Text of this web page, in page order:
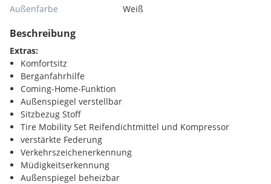
Außenfarbe
Weiß
Beschreibung
Extras:
Komfortsitz
Berganfahrhilfe
Coming-Home-Funktion
Außenspiegel verstellbar
Sitzbezug Stoff
Tire Mobility Set Reifendichtmittel und Kompressor
verstärkte Federung
Verkehrszeichenerkennung
Müdigkeitserkennung
Außenspiegel beheizbar